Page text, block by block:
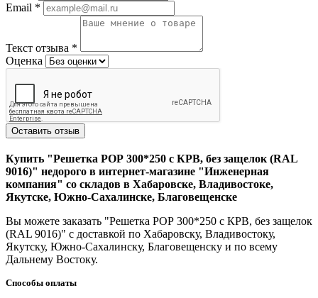
Email *
Текст отзыва *
Оценка
Оставить отзыв
Купить "Решетка РОР 300*250 с КРВ, без защелок (RAL
9016)" недорого в интернет-магазине "Инженерная
компания" со складов в Хабаровске, Владивостоке,
Якутске, Южно-Сахалинске, Благовещенске
Вы можете заказать "Решетка РОР 300*250 с КРВ, без защелок
(RAL 9016)" с доставкой по Хабаровску, Владивостоку,
Якутску, Южно-Сахалинску, Благовещенску и по всему
Дальнему Востоку.
Способы оплаты